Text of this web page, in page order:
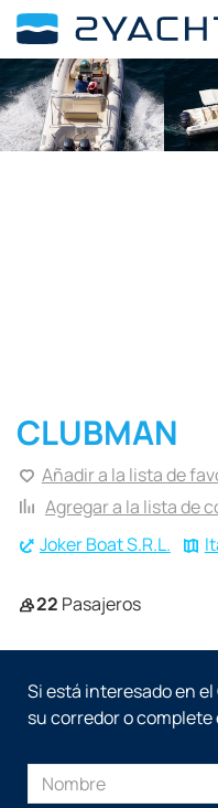
Joker Boat S.R.L.
CLUBMAN
Añadir a la lista de
Agregar a la lista de
22 Pasajeros
Si está interesado en
su corredor o